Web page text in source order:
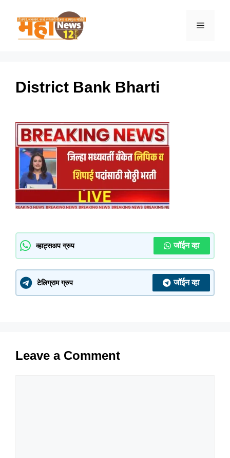
Menu
District Bank Bharti
व्हाट्सअप ग्रुप जॉईन व्हा
टेलिग्राम ग्रुप जॉईन व्हा
Leave a Comment